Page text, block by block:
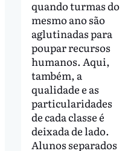
quando turmas do
mesmo ano são
aglutinadas para
poupar recursos
humanos. Aqui,
também, a
qualidade e as
particularidades
de cada classe é
deixada de lado.
Alunos separados